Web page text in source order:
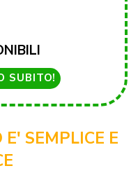
SUBITO!
SEMPLICE E